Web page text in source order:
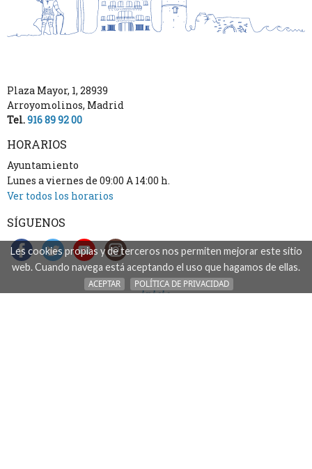
Les cookies propias y de terceros nos permiten mejorar este sitio
web. Cuando navega está aceptando el uso que hagamos de ellas.
ACEPTAR POLÍTICA DE PRIVACIDAD
Plaza Mayor, 1, 28939
Arroyomolinos, Madrid
Tel.916 89 92 00
HORARIOS
Ayuntamiento
Lunes a viernes de 09:00 A 14:00 h.
Ver todos los horarios
SÍGUENOS
inicio